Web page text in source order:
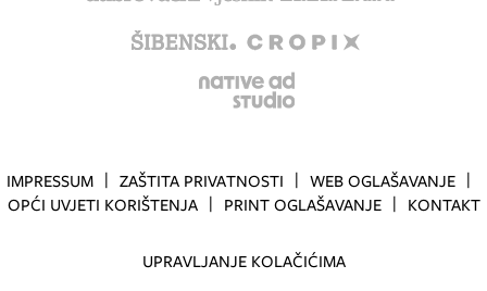
IMPRESSUM ZAŠTITA PRIVATNOSTI
WEB OGLAŠAVANJE
OPĆI UVJETI KORIŠTENJA
PRINT OGLAŠAVANJE KONTAKT
UPRAVLJANJE KOLAČIĆIMA